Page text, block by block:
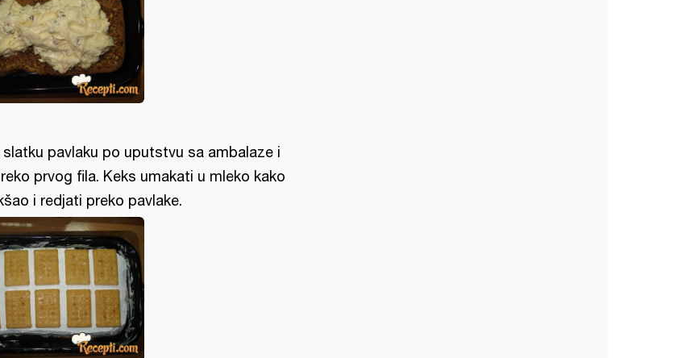
pavlaku po uputstvu sa ambalaze i
prvog fila. Keks umakati u mleko kako
i redjati preko pavlake.